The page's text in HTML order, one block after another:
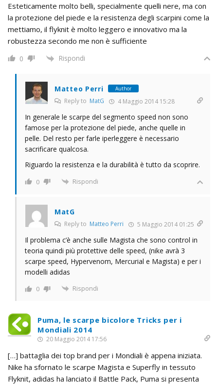
Esteticamente molto belli, specialmente quelli nere, ma con
la protezione del piede e la resistenza degli scarpini come la
mettiamo, il flyknit è molto leggero e innovativo ma la
robustezza secondo me non è sufficiente
0 Rispondi
Matteo Perri Author
Reply to MatG 4 Maggio 2014 15:28
In generale le scarpe del segmento speed non sono
famose per la protezione del piede, anche quelle in
pelle. Del resto per farle iperleggere è necessario
sacrificare qualcosa.
Riguardo la resistenza e la durabilità è tutto da scoprire.
0 Rispondi
MatG
Reply to Matteo Perri 5 Maggio 2014 01:25
Il problema c’è anche sulle Magista che sono control in
teoria quindi più protettive delle speed, (nike avrà 3
scarpe speed, Hypervenom, Mercurial e Magista) e per i
modelli adidas
0 Rispondi
Puma, le scarpe bicolore Tricks per i
Mondiali 2014
20 Maggio 2014 17:56
[…] battaglia dei top brand per i Mondiali è appena iniziata.
Nike ha sfornato le scarpe Magista e Superfly in tessuto
Flyknit, adidas ha lanciato il Battle Pack, Puma si presenta